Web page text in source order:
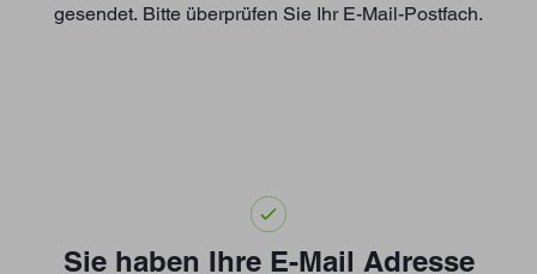
gesendet. Bitte überprüfen Sie Ihr E-Mail-Postfach.
Sie haben Ihre E-Mail Adresse